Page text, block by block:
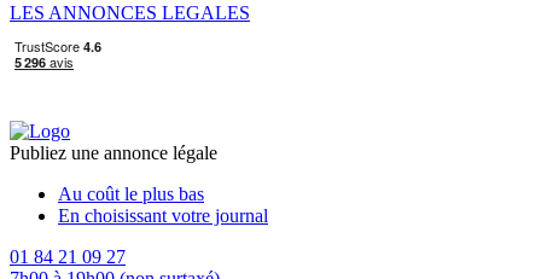
LES ANNONCES LEGALES
Publiez une annonce légale
Au coût le plus bas
En choisissant votre journal
01 84 21 09 27